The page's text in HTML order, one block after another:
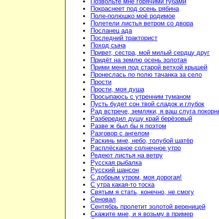
Покраснеет под осень рябина
Поле-полюшко моё родимое
Полетели листья ветром со двора
Посланец ада
Последний тракторист
Поход сына
Привет, сестра, мой милый сердцу друг
Придёт на землю осень золотая
Прими меня под старой ветхой крышей
Пронеслась по полю тачанка за село
Прости
Прости, моя душа
Просыпаюсь с утренним туманом
Пусть будет сон твой сладок и глубок
Рад встрече, земляки, я ваш слуга
Разбередил душу край берёзовый
Разве ж был бы я поэтом
Разговор с ангелом
Раскинь мне, небо, голубой шатёр
Расплёсканое солнечное утро
Редеют листья на ветру
Русская рыбалка
Русский шансон
С добрым утром, моя дорогая!
С утра какая-то тоска
Святым я стать, конечно, не смогу
Сеновал
Сентябрь пролетит золотой вереницей
Скажите мне, и я возьму в пример